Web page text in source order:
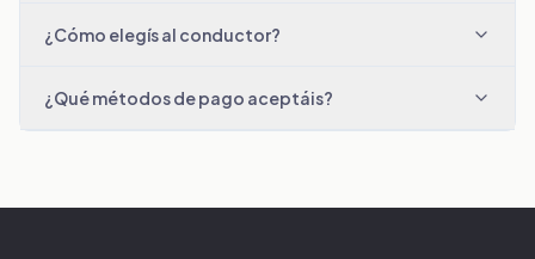
¿Cómo elegís al conductor?
¿Qué métodos de pago aceptáis?